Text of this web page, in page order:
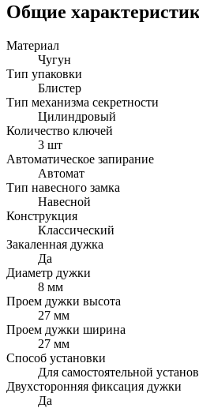
Общие
Материал
Чугун
Тип упаковки
Блистер
Тип механизма секретности
Цилиндровый
Количество ключей
3 шт
Автоматическое запирание
Автомат
Тип навесного замка
Навесной
Конструкция
Классический
Закаленная дужка
Да
Диаметр дужки
8 мм
Проем дужки высота
27 мм
Проем дужки ширина
27 мм
Способ установки
Для самостоятельной
Двухсторонняя фиксация дужки
Да